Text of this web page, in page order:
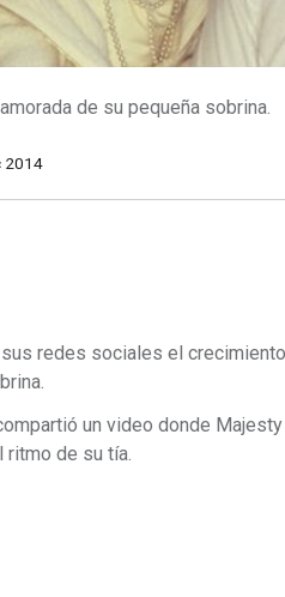
de su pequeña sobrina.
2014
sus redes sociales el
un video donde
ritmo de su tía.